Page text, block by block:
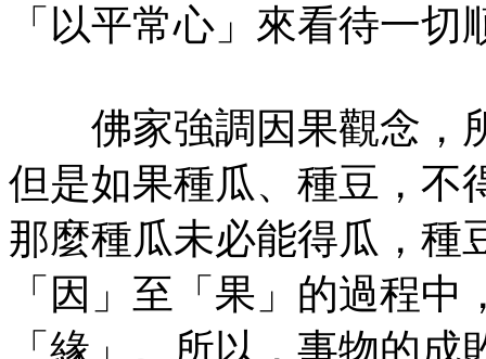
「以平常心」來看待一切
佛家強調因果觀念，
但是如果種瓜、種豆，不
那麼種瓜未必能得瓜，種
「因」至「果」的過程
「緣」。所以，事物的